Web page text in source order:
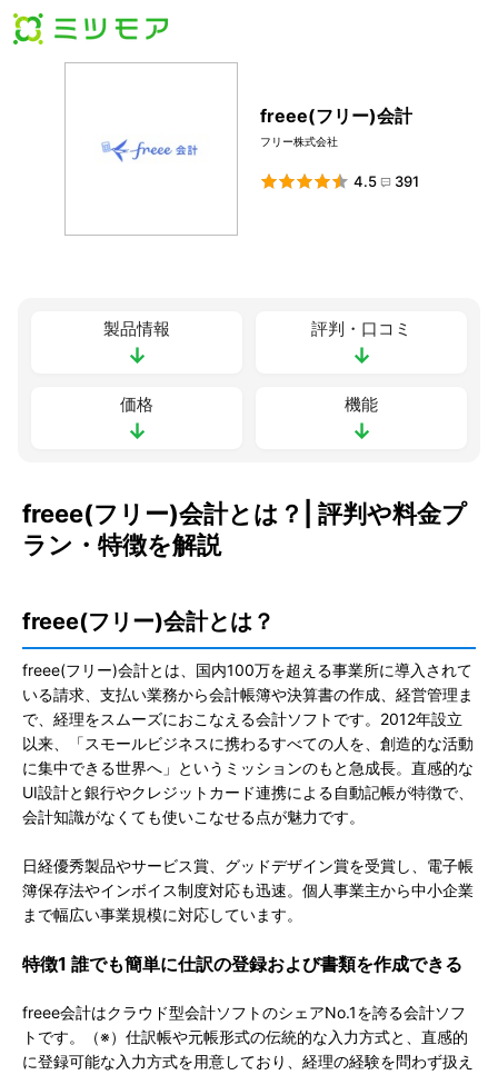
freee(フリー)会計
フリー株式会社
4.5 391
製品情報
↓
評判・口コミ
↓
価格
↓
機能
↓
freee(フリー)会計とは？| 評判や料金プ
ラン・特徴を解説
freee(フリー)会計とは？
freee(フリー)会計とは、国内100万を超える事業所に導入されて
いる請求、支払い業務から会計帳簿や決算書の作成、経営管理ま
で、経理をスムーズにおこなえる会計ソフトです。2012年設立
以来、「スモールビジネスに携わるすべての人を、創造的な活動
に集中できる世界へ」というミッションのもと急成長。直感的な
UI設計と銀行やクレジットカード連携による自動記帳が特徴で、
会計知識がなくても使いこなせる点が魅力です。
日経優秀製品やサービス賞、グッドデザイン賞を受賞し、電子帳
簿保存法やインボイス制度対応も迅速。個人事業主から中小企業
まで幅広い事業規模に対応しています。
特徴1 誰でも簡単に仕訳の登録および書類を作成できる
freee会計はクラウド型会計ソフトのシェアNo.1を誇る会計ソフ
トです。（※）仕訳帳や元帳形式の伝統的な入力方式と、直感的
に登録可能な入力方式を用意しており、経理の経験を問わず扱え